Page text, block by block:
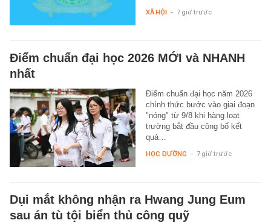
XÃ HỘI - 7 giờ trước
Điểm chuẩn đại học 2026 MỚI và NHANH
nhất
Điểm chuẩn đại học năm 2026
chính thức bước vào giai đoạn
"nóng" từ 9/8 khi hàng loạt
trường bắt đầu công bố kết
quả…
HỌC ĐƯỜNG - 7 giờ trước
Dụi mắt không nhận ra Hwang Jung Eum
sau án tù tội biển thủ công quỹ